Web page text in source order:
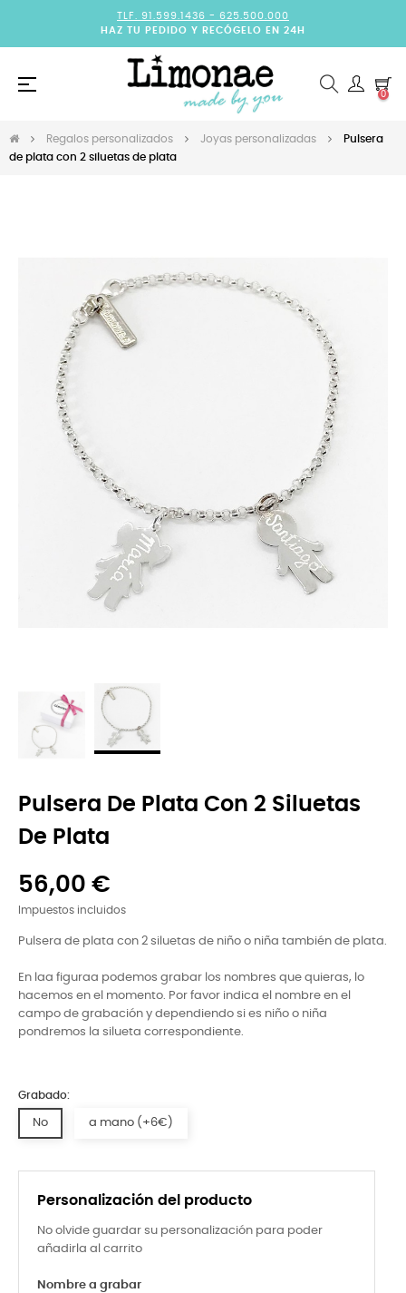
TLF. 91.599.1436 - 625.500.000
HAZ TU PEDIDO Y RECÓGELO EN 24H
Navegación
☰
0
Regalos personalizados Joyas personalizadas
Pulsera
de plata con 2 siluetas de plata
Pulsera De Plata Con 2 Siluetas
De Plata
56,00 €
Impuestos incluidos
Pulsera de plata con 2 siluetas de niño o niña también de plata.
En laa figuraa podemos grabar los nombres que quieras, lo
hacemos en el momento. Por favor indica el nombre en el
campo de grabación y dependiendo si es niño o niña
pondremos la silueta correspondiente.
Personalización del producto
No olvide guardar su personalización para poder
añadirla al carrito
Nombre a grabar
Grabado:
No a mano (+6€)